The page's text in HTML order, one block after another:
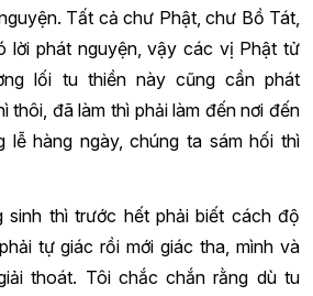
Tất cả chư Phật, chư Bồ Tát,
lời phát nguyện, vậy các vị Phật tử
lối tu thiền này cũng cần phát
thôi, đã làm thì phải làm đến nơi đến
lễ hàng ngày, chúng ta sám hối thì
sinh thì trước hết phải biết cách độ
tự giác rồi mới giác tha, mình và
thoát. Tôi chắc chắn rằng dù tu